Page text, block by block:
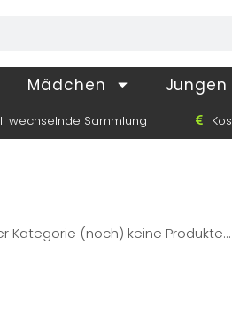
Mädchen Jungen
wechselnde Sammlung
Kategorie (noch) keine Produkte...